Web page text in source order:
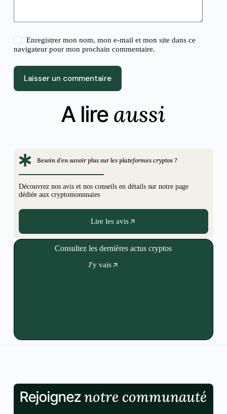
Enregistrer mon nom, mon e-mail et mon site dans ce
navigateur pour mon prochain commentaire.
Laisser un commentaire
A lire aussi
Besoin d'en savoir plus sur les plateformes cryptos ?
Découvrez nos avis et nos conseils en détails sur notre page
dédiée aux cryptomonnnaies
Lire les avis
Consultez les dernières actus cryptos
J'y vais
Rejoigneznotre communauté